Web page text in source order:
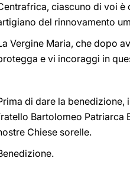
ciascuno di voi è
del rinnovamento
Vergine Maria, che dopo
e vi incoraggi in
di dare la benedizione,
Bartolomeo Patriarca
Chiese sorelle.